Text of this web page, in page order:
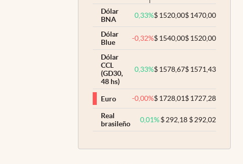
Dólar
BNA
0,33%$1520,00$1470,00
Dólar
Blue
-0,32%$1540,00$1520,00
Dólar
CCL
(GD30,
48 hs)
0,33%$1578,67$1571,43
Euro -0,00%$1728,01$1727,28
Real
brasileño
0,01% $292,18 $292,02